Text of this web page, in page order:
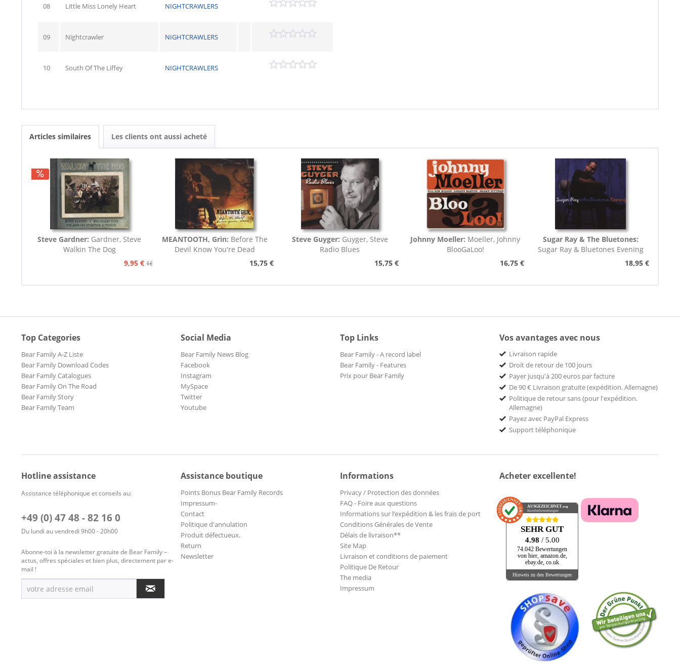
08 Little Miss Lonely Heart NIGHTCRAWLERS
09 Nightcrawler NIGHTCRAWLERS
10 South Of The Liffey NIGHTCRAWLERS
Articles similaires Les clients ont aussi acheté
Steve Gardner: Gardner, Steve
Walkin The Dog
9,95 € 16,75 €
MEANTOOTH, Grin: Before The
Devil Know You're Dead
15,75 €
Steve Guyger: Guyger, Steve
Radio Blues
15,75 €
Johnny Moeller: Moeller, Johnny
BlooGaLoo!
16,75 €
Sugar Ray & The Bluetones:
Sugar Ray & Bluetones Evening
18,95 €
Top Categories
Bear Family A-Z Liste
Bear Family Download Codes
Bear Family Catalogues
Bear Family On The Road
Bear Family Story
Bear Family Team
Social Media
Bear Family News Blog
Facebook
Instagram
MySpace
Twitter
Youtube
Top Links
Bear Family - A record label
Bear Family - Features
Prix pour Bear Family
Vos avantages avec nous
Livraison rapide
Droit de retour de 100 jours
Payer jusqu'à 200 euros par facture
De 90 € Livraison gratuite (expédition. Allemagne)
Politique de retour sans (pour l'expédition.
Allemagne)
Payez avec PayPal Express
Support téléphonique
Hotline assistance
Assistance téléphonique et conseils au:
+49 (0) 47 48 - 82 16 0
Du lundi au vendredi 9h00 - 20h00
Abonne-toi à la newsletter gratuite de Bear Family –
actus, offres spéciales et bien plus, directement par e-
mail !
Assistance boutique
Points Bonus Bear Family Records
Impressum-
Contact
Politique d'annulation
Produit défectueux.
Return
Newsletter
Informations
Privacy / Protection des données
FAQ - Foire aux questions
Informations sur l’expédition & les frais de port
Conditions Générales de Vente
Délais de livraison**
Site Map
Livraison et conditions de paiement
Politique De Retour
The media
Impressum
Acheter excellente!
AUSGEZEICHNET.org
Kundenbewertungen
SEHR GUT
4.98 / 5.00
74.042 Bewertungen
von hier, amazon.de,
ebay.de, co.uk
Hinweis zu den Bewertungen